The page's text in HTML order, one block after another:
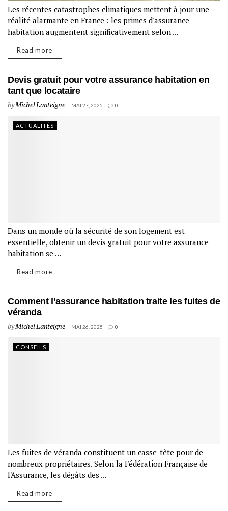
Les récentes catastrophes climatiques mettent à jour une
réalité alarmante en France : les primes d'assurance
habitation augmentent significativement selon ...
Read more
Devis gratuit pour votre assurance habitation en
tant que locataire
byMichel Lanteigne MAI 27, 2025 0
ACTUALITÉS
Dans un monde où la sécurité de son logement est
essentielle, obtenir un devis gratuit pour votre assurance
habitation se ...
Read more
Comment l’assurance habitation traite les fuites de
véranda
byMichel Lanteigne MAI 26, 2025 0
CONSEILS
Les fuites de véranda constituent un casse-tête pour de
nombreux propriétaires. Selon la Fédération Française de
l'Assurance, les dégâts des ...
Read more